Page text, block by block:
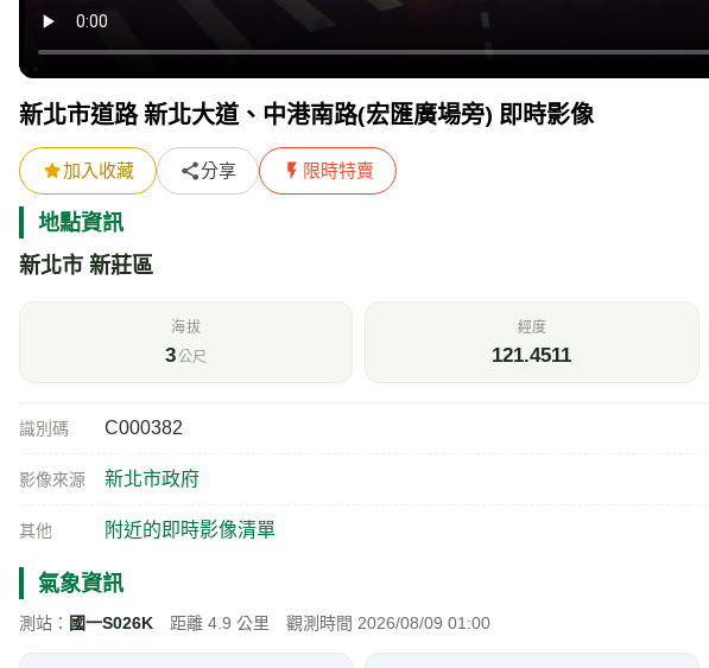
新北市道路 新北大道、中港南路(宏匯廣場旁) 即時影像
加入收藏 分享 限時特賣
地點資訊
新北市 新莊區
海拔
3公尺
經度
121.4511
識別碼 C000382
影像來源 新北市政府
其他 附近的即時影像清單
氣象資訊
測站： 國一S026K 距離 4.9 公里 觀測時間 2026/08/09 01:00